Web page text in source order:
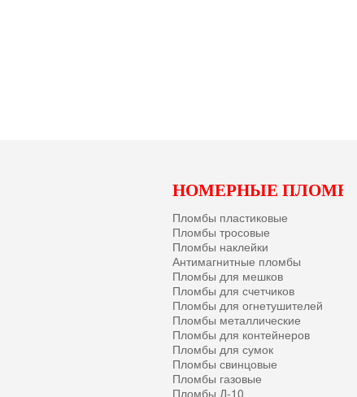
НОМЕРНЫЕ ПЛОМБЫ
Пломбы пластиковые
Пломбы тросовые
Пломбы наклейки
Антимагнитные пломбы
Пломбы для мешков
Пломбы для счетчиков
Пломбы для огнетушителей
Пломбы металлические
Пломбы для контейнеров
Пломбы для сумок
Пломбы свинцовые
Пломбы газовые
Пломбы Д-10